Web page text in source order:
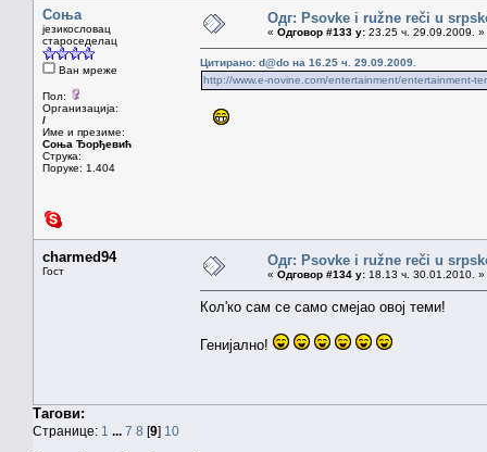
Соња
језикословац
староседелац
Ван мреже
Пол:
Организација:
/
Име и презиме:
Соња Ђорђевић
Струка:
Поруке: 1.404
Одг: Psovke i ružne reči u
« Одговор #133 у: 23.25 ч. 29.09.2009. »
Цитирано: d@do на 16.25 ч. 29.09.2009.
http://www.e-novine.com/entertainment/entertainment-
charmed94
Гост
Одг: Psovke i ružne reči u
« Одговор #134 у: 18.13 ч. 30.01.2010. »
Кол'ко сам се само смејао овој теми!
Генијално!
Тагови:
Странице: 1 ... 7 8 [9] 10